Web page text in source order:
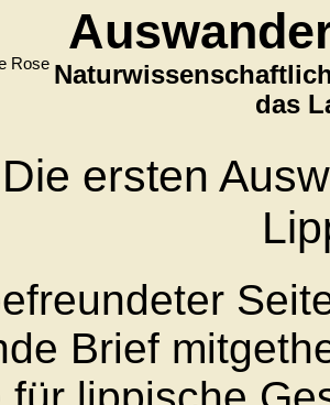
das
Die ersten
Brief